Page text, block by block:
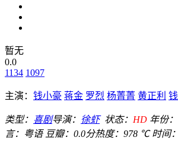
暂无
0.0
1134 1097
主演： 钱小豪 蒋金 罗烈 杨菁菁 黄正利
类型： 喜剧导演： 徐虾 状态： HD 年份：
言： 粤语 豆瓣：0.0分热度：978 ℃ 时间：